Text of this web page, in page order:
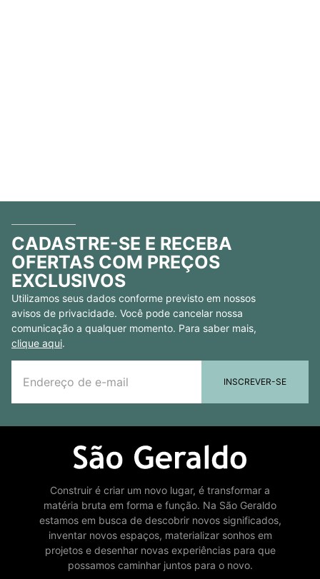
CADASTRE-SE E RECEBA
OFERTAS COM PREÇOS
EXCLUSIVOS
Utilizamos seus dados conforme previsto em nossos
avisos de privacidade. Você pode cancelar nossa
comunicação a qualquer momento. Para saber mais,
clique aqui.
INSCREVER-SE
Construir é criar um novo lugar, é transformar a
matéria bruta em forma e função. Na São Geraldo
estamos em busca de descobrir novos significados,
inventar novos espaços, materializar sonhos em
projetos e desenhar novas experiências para que
possamos caminhar juntos para o novo.